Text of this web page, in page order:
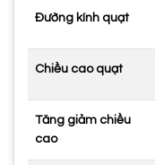
Đường kính quạt
Chiều cao quạt
Tăng giảm chiều
cao